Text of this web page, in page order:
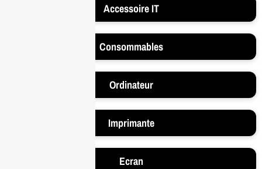
Accessoire IT
Consommables
Ordinateur
Imprimante
Ecran